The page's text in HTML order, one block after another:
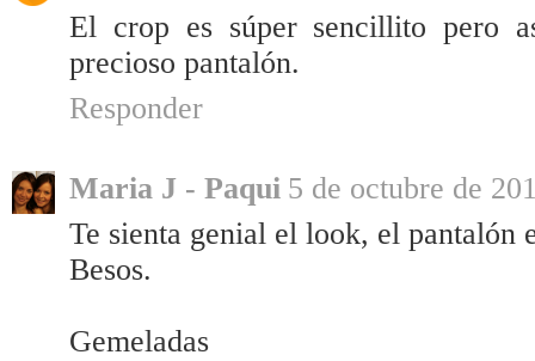
El crop es súper sencillito pero
precioso pantalón.
Responder
Maria J - Paqui 5 de octubre de
Te sienta genial el look, el pantalón
Besos.
Gemeladas